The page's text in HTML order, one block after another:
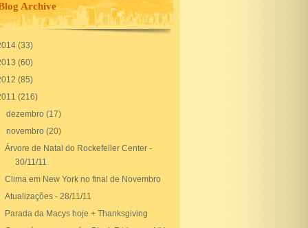
Archive
(33)
(60)
(85)
(216)
dezembro(17)
novembro(20)
Árvore de Natal do Rockefeller Center -
30/11/11
Clima em New York no final de Novembro
Atualizações - 28/11/11
Parada da Macys hoje + Thanksgiving